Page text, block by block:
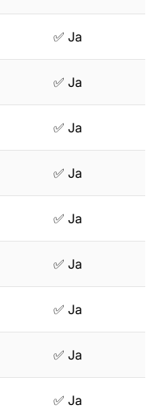
✅ Ja
✅ Ja
✅ Ja
✅ Ja
✅ Ja
✅ Ja
✅ Ja
✅ Ja
✅ Ja